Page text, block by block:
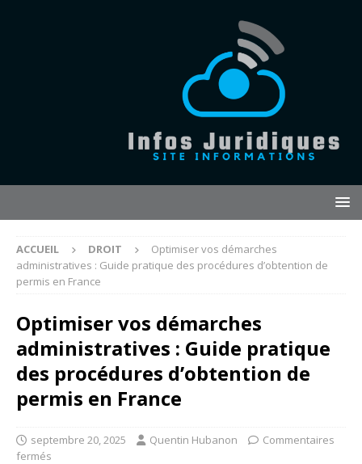
ACCUEIL DROIT
Optimiser vos démarches
administratives : Guide pratique des procédures d’obtention de
permis en France
Optimiser vos démarches
administratives : Guide pratique
des procédures d’obtention de
permis en France
septembre 20, 2025 Quentin Hubanon
Commentaires
fermés